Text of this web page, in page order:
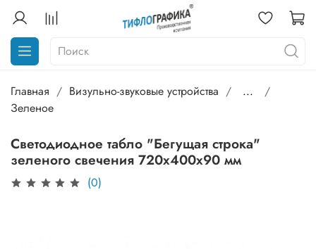
Главная Визульно-звуковые устройства
...
Зеленое
Светодиодное табло "Бегущая строка"
зеленого свечения 720х400x90 мм
(0)